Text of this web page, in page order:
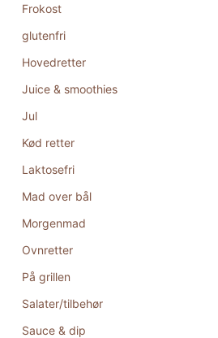
Frokost
glutenfri
Hovedretter
Juice & smoothies
Jul
Kød retter
Laktosefri
Mad over bål
Morgenmad
Ovnretter
På grillen
Salater/tilbehør
Sauce & dip